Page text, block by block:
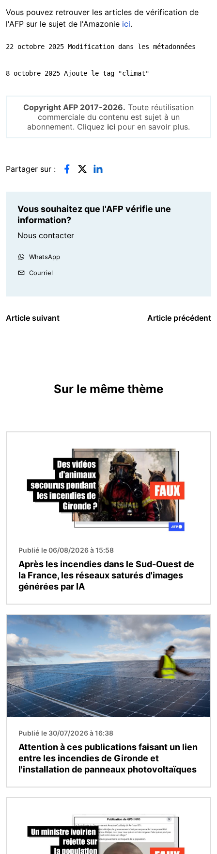
Vous pouvez retrouver les articles de vérification de
l'AFP sur le sujet de l'Amazonie ici.
22 octobre 2025 Modification dans les métadonnées
8 octobre 2025 Ajoute le tag "climat"
Copyright AFP 2017-2026. Toute réutilisation
commerciale du contenu est sujet à un
abonnement. Cliquez ici pour en savoir plus.
Partager sur :
Vous souhaitez que l'AFP vérifie une
information?
Nous contacter
WhatsApp
Courriel
Article suivant Article précédent
Sur le même thème
Publié le 06/08/2026 à 15:58
Après les incendies dans le Sud-Ouest de
la France, les réseaux saturés d'images
générées par IA
Image
Publié le 30/07/2026 à 16:38
Attention à ces publications faisant un lien
entre les incendies de Gironde et
l'installation de panneaux photovoltaïques